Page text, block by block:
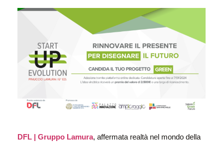
DFL | Gruppo Lamura, affermata realtà nel mondo della